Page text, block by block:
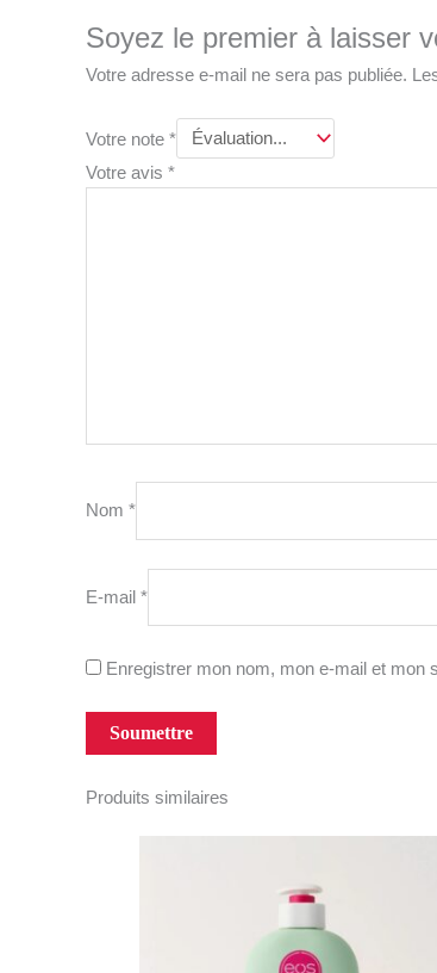
Soyez le premier à laisser
Votre adresse e-mail ne sera pas publiée.
Votre note *
Votre avis *
Nom *
E-mail *
Enregistrer mon nom, mon e-mail et mon
Produits similaires